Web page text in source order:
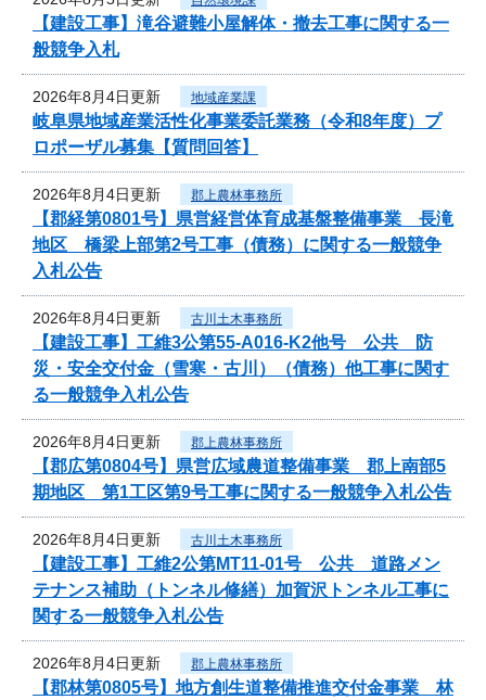
【建設工事】滝谷避難小屋解体・撤去工事に関する一
般競争入札
2026年8月4日更新 地域産業課
岐阜県地域産業活性化事業委託業務（令和8年度）プ
ロポーザル募集【質問回答】
2026年8月4日更新 郡上農林事務所
【郡経第0801号】県営経営体育成基盤整備事業 長滝
地区 橋梁上部第2号工事（債務）に関する一般競争
入札公告
2026年8月4日更新 古川土木事務所
【建設工事】工維3公第55-A016-K2他号 公共 防
災・安全交付金（雪寒・古川）（債務）他工事に関す
る一般競争入札公告
2026年8月4日更新 郡上農林事務所
【郡広第0804号】県営広域農道整備事業 郡上南部5
期地区 第1工区第9号工事に関する一般競争入札公告
2026年8月4日更新 古川土木事務所
【建設工事】工維2公第MT11-01号 公共 道路メン
テナンス補助（トンネル修繕）加賀沢トンネル工事に
関する一般競争入札公告
2026年8月4日更新 郡上農林事務所
【郡林第0805号】地方創生道整備推進交付金事業 林